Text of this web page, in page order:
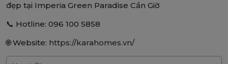
đẹp tại Imperia Green Paradise Cần Giờ
📞 Hotline: 096 100 5858
🌐 Website: https://karahomes.vn/